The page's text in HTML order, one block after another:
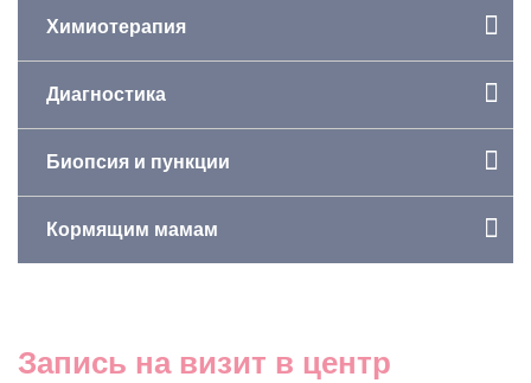
Химиотерапия
Диагностика
Биопсия и пункции
Кормящим мамам
Запись на визит в центр